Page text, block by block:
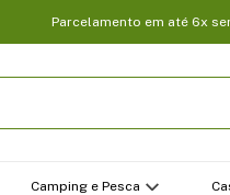
Parcelamento em até 6x
Camping e Pesca